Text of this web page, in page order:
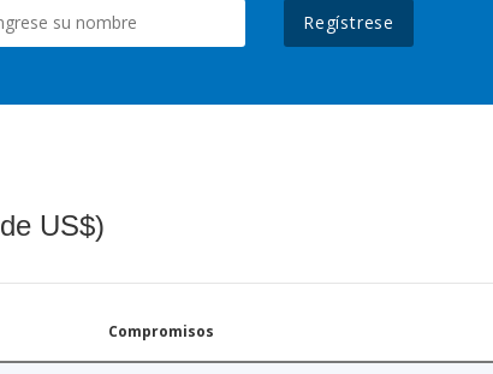
Regístrese
US$)
Compromisos